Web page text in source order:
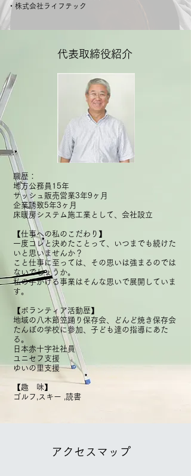
・株式会社ライフテック
​代表取締役紹介
職歴：
地方公務員15年
サッシュ販売営業3年9ヶ月
企業誘致5年3ヶ月
床暖房システム施工業として、会社設立
【仕事への私のこだわり】
一度コレと決めたことって、いつまでも続けた
いと思いませんか？
こと仕事に至っては、その思いは強まるのでは
ないでしょうか。
私の手がける事業はそんな思いで展開していま
す。
【ボランティア活動歴】
地域の八木節笠踊り保存会、どんど焼き保存会
たんぼの学校に参加、子ども達の指導にあた
る。
日本赤十字社社員
ユニセフ支援
ゆいの里支援
【趣 味】
ゴルフ,スキー ,読書
​アクセスマップ